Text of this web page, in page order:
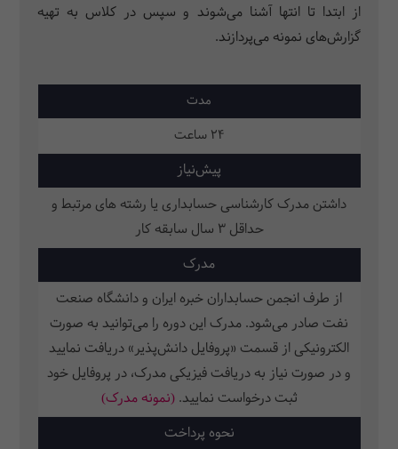
از ابتدا تا انتها آشنا می‌شوند و سپس در کلاس به تهیه
گزارش‌های نمونه می‌پردازند.
مدت
24 ساعت
پیش‌نیاز
داشتن مدرک کارشناسی حسابداری یا رشته های مرتبط و
حداقل 3 سال سابقه کار
مدرک
از طرف انجمن حسابداران خبره ایران و دانشگاه صنعت
نفت صادر می‌شود. مدرک این دوره را می‌توانید به صورت
الکترونیکی از قسمت «پروفایل دانش‌پذیر» دریافت نمایید
و در صورت نیاز به دریافت فیزیکی مدرک، در پروفایل خود
ثبت‌ درخواست نمایید.(نمونه مدرک)
نحوه پرداخت